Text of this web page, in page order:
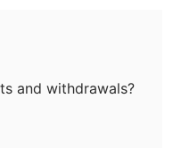
and withdrawals?